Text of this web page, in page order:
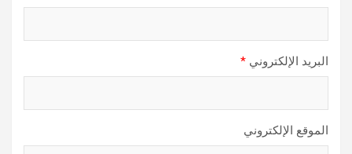
البريد الإلكتروني *
الموقع الإلكتروني